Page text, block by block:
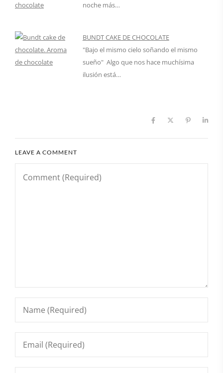
noche más…
BUNDT CAKE DE CHOCOLATE
"Bajo el mismo cielo soñando el mismo
sueño" Algo que nos hace muchísima
ilusión está…
LEAVE A COMMENT